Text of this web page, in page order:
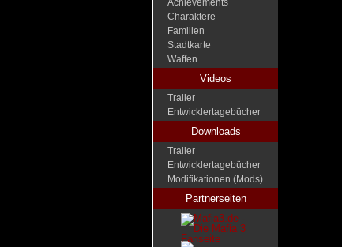
Achievements
Charaktere
Familien
Stadtkarte
Waffen
Videos
Trailer
Entwicklertagebücher
Downloads
Trailer
Entwicklertagebücher
Modifikationen (Mods)
Partnerseiten